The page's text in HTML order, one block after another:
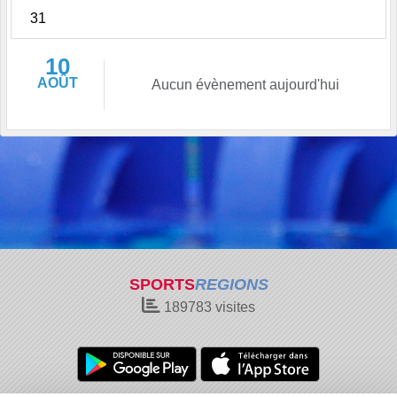
31
10
AOÛT Aucun évènement aujourd'hui
SPORTSREGIONS
189783 visites